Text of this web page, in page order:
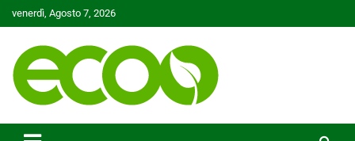
to
venerdì, Agosto 7, 2026
Ecoo.it